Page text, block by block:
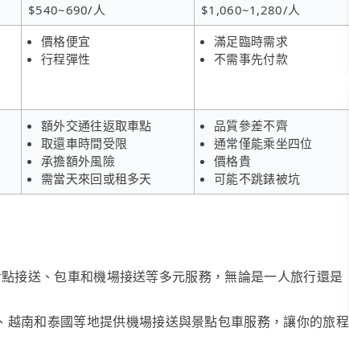
$540~690/人
$1,060~1,280/人
價格便宜
行程彈性
滿足臨時需求
不需事先付款
額外交通往返取車點
取還車時間受限
承擔額外風險
需當天來回或租多天
品質參差不齊
通常僅能乘坐四位
價格貴
可能不跳錶被坑
送、包車和機場接送等多元服務，無論是一人旅行還是
南和泰國等地提供機場接送與景點包車服務，讓你的旅程